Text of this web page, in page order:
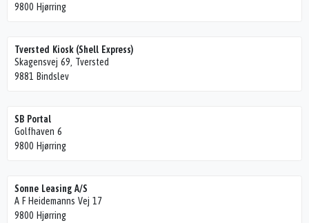
9800 Hjørring
Tversted Kiosk (Shell Express)
Skagensvej 69, Tversted
9881 Bindslev
SB Portal
Golfhaven 6
9800 Hjørring
Sonne Leasing A/S
A F Heidemanns Vej 17
9800 Hjørring